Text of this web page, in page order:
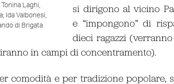
Laghi,
Ida Valbonesi,
di Brigata
si dirigono al vicino
e “impongono” di
dieci ragazzi
in campi di concentramento).
comodità e per tradizione popolare,